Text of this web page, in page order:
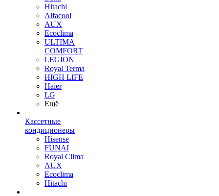
Hitachi
Alfacool
AUX
Ecoclima
ULTIMA
COMFORT
LEGION
Royal Terma
HIGH LIFE
Haier
LG
Ещё
Кассетные
кондиционеры
Hisense
FUNAI
Royal Clima
AUX
Ecoclima
Hitachi